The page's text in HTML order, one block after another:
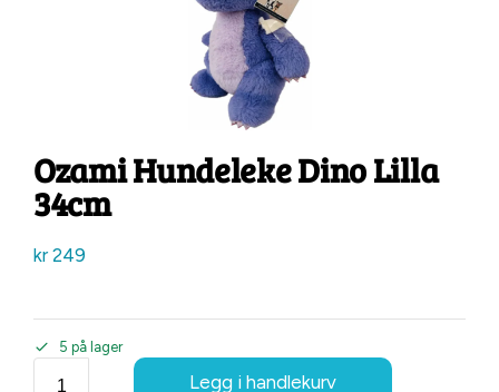
Ozami Hundeleke Dino Lilla
34cm
kr249
5 på lager
Legg i handlekurv